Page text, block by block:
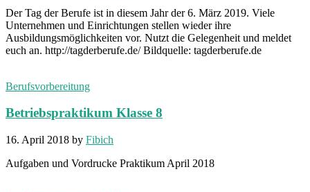
Der Tag der Berufe ist in diesem Jahr der 6. März 2019. Viele
Unternehmen und Einrichtungen stellen wieder ihre
Ausbildungsmöglichkeiten vor. Nutzt die Gelegenheit und meldet
euch an. http://tagderberufe.de/ Bildquelle: tagderberufe.de
Berufsvorbereitung
Betriebspraktikum Klasse 8
16. April 2018 by Fibich
Aufgaben und Vordrucke Praktikum April 2018